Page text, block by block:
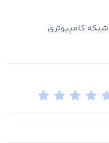
شبکه کامپیوتری